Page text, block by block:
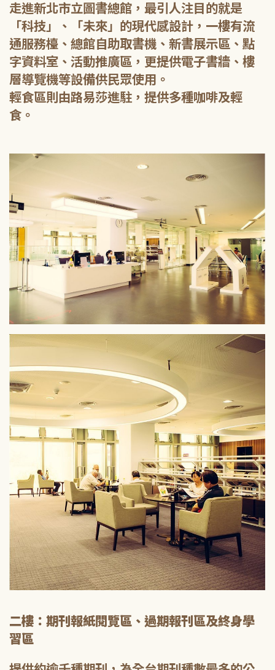
走進新北市立圖書總館，最引人注目的就是
「科技」、「未來」的現代感設計，一樓有流
通服務檯、總館自助取書機、新書展示區、點
字資料室、活動推廣區，更提供電子書牆、樓
層導覽機等設備供民眾使用。
輕食區則由路易莎進駐，提供多種咖啡及輕
食。
二樓：期刊報紙閱覽區、過期報刊區及終身學
習區